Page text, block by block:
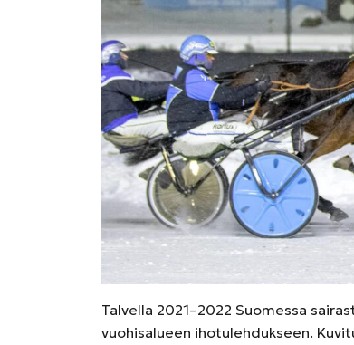
Talvella 2021–2022 Suomessa
vuohisalueen ihotulehdukseen.